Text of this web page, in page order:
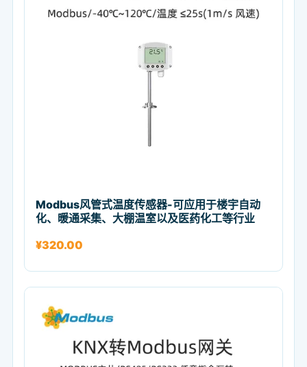
Modbus风管式温度传感器-可应用于楼宇自动
化、暖通采集、大棚温室以及医药化工等行业
¥320.00